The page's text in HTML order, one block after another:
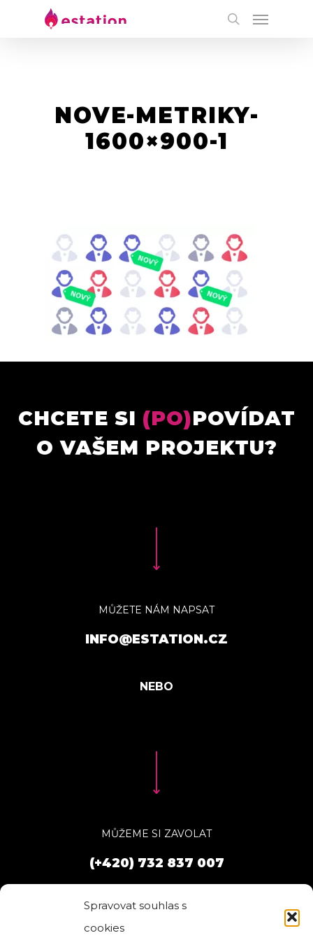
Spravovat souhlas s
cookies
NOVE-METRIKY-
1600×900-1
CHCETE SI (PO)POVÍDAT
O VAŠEM PROJEKTU?
MŮŽETE NÁM NAPSAT
INFO@ESTATION.CZ
MŮŽEME SI ZAVOLAT
(+420) 732 837 007